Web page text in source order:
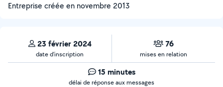
Entreprise créée en novembre 2013
23 février 2024
date d’inscription
76
mises en relation
15 minutes
délai de réponse aux messages